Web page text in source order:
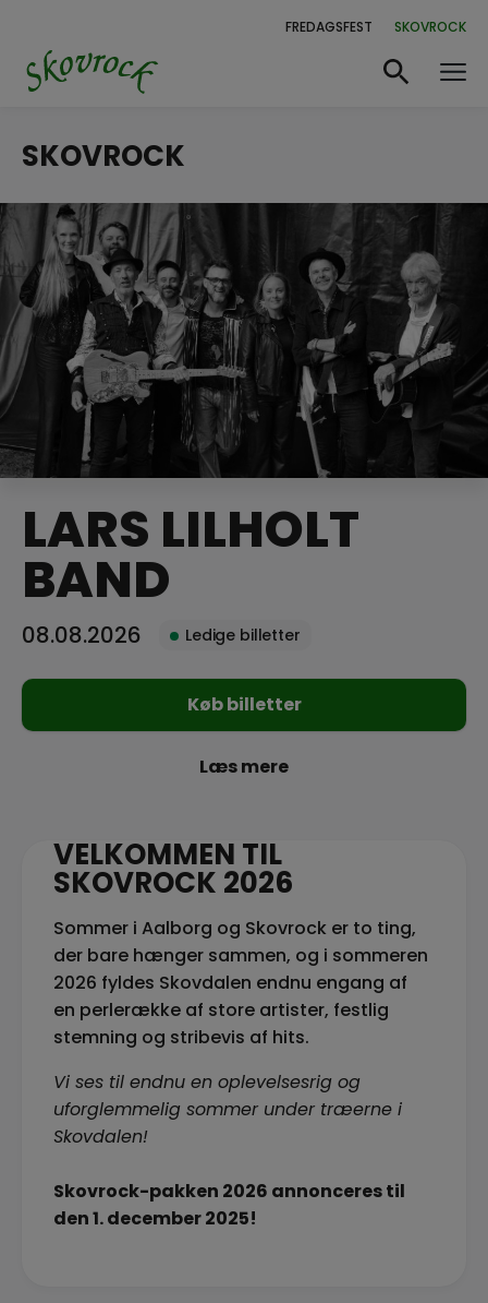
FREDAGSFEST SKOVROCK
SKOVROCK
08.08.2026 Ledige billetter
LARS LILHOLT
BAND
Læs mere
Køb billetter
VELKOMMEN TIL
SKOVROCK 2026
Sommer i Aalborg og Skovrock er to ting,
der bare hænger sammen, og i sommeren
2026 fyldes Skovdalen endnu engang af
en perlerække af store artister, festlig
stemning og stribevis af hits.
Vi ses til endnu en oplevelsesrig og
uforglemmelig sommer under træerne i
Skovdalen!
Skovrock-pakken 2026 annonceres til
den 1. december 2025!